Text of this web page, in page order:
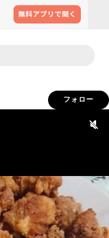
フォロー